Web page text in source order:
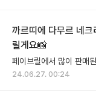
까르띠에 다무르 네
릴게요📸
24.06.27. 00:24